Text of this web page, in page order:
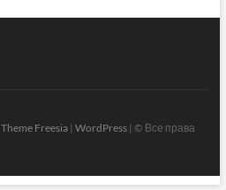
Theme Freesia| WordPress| © Все права